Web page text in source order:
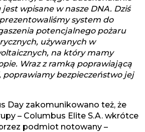
wpisane w nasze DNA. Dziś
system do
potencjalnego pożaru
używanych w
na który mamy
Wraz z ramką poprawiającą
poprawiamy bezpieczeństwo jej
Day zakomunikowano też, że
– Columbus Elite S.A. wkrótce
podmiot notowany –